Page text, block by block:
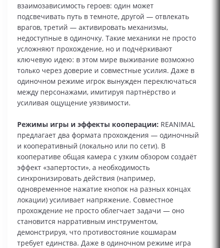
взаимозависимость героев: один может
подсвечивать путь в темноте, другой — отвлекать
врагов, третий — активировать механизмы,
недоступные в одиночку. Такие механики не просто
усложняют прохождение, но и подчёркивают
ключевую идею: в этом мире выживание возможно
только через доверие и совместные усилия. Даже в
одиночном режиме игрок вынужден переключаться
между персонажами, имитируя партнёрство и
усиливая ощущение уязвимости.
Режимы игры и эффекты кооперации: REANIMAL
предлагает два формата прохождения — одиночный
и кооперативный (локально или по сети). В
кооперативе общая камера с узким обзором создаёт
эффект «запертости», а необходимость
синхронизировать действия (например,
одновременное нажатие кнопок на разных концах
локации) усиливает напряжение. Совместное
прохождение не просто облегчает задачи — оно
становится нарративным инструментом,
демонстрируя, что противостояние кошмарам
требует единства. Даже в одиночном режиме игра